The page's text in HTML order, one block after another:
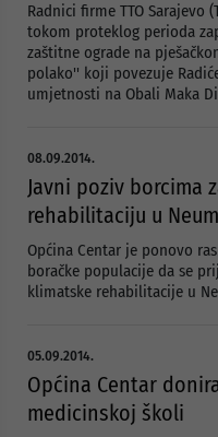
Radnici firme TTO Sarajevo
tokom proteklog perioda
zaštitne ograde na
polako'' koji povezuje
umjetnosti na Obali Maka
08.09.2014.
Javni poziv borcima
rehabilitaciju u
Općina Centar je ponovo
boračke populacije da se
klimatske rehabilitacije u
05.09.2014.
Općina Centar
medicinskoj školi